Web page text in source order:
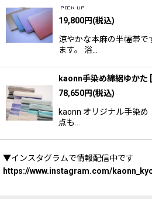
19,800円(税込)
涼やかな本麻の半幅帯で
ます。 浴…
kaonn手染め綿絽ゆかた [
78,650円(税込)
kaonn オリジナル手染
点も…
▼インスタグラムで情報配信中です
https://www.instagram.com/